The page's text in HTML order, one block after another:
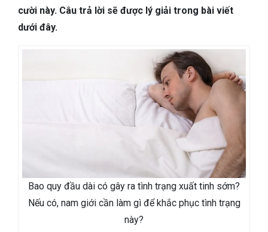
DA LIỄU THẨM MỸ
cười này. Câu trả lời sẽ được lý giải trong bài viết
dưới đây.
Bao quy đầu dài có gây ra tình trạng xuất tinh sớm?
Nếu có, nam giới cần làm gì để khắc phục tình trạng
này?